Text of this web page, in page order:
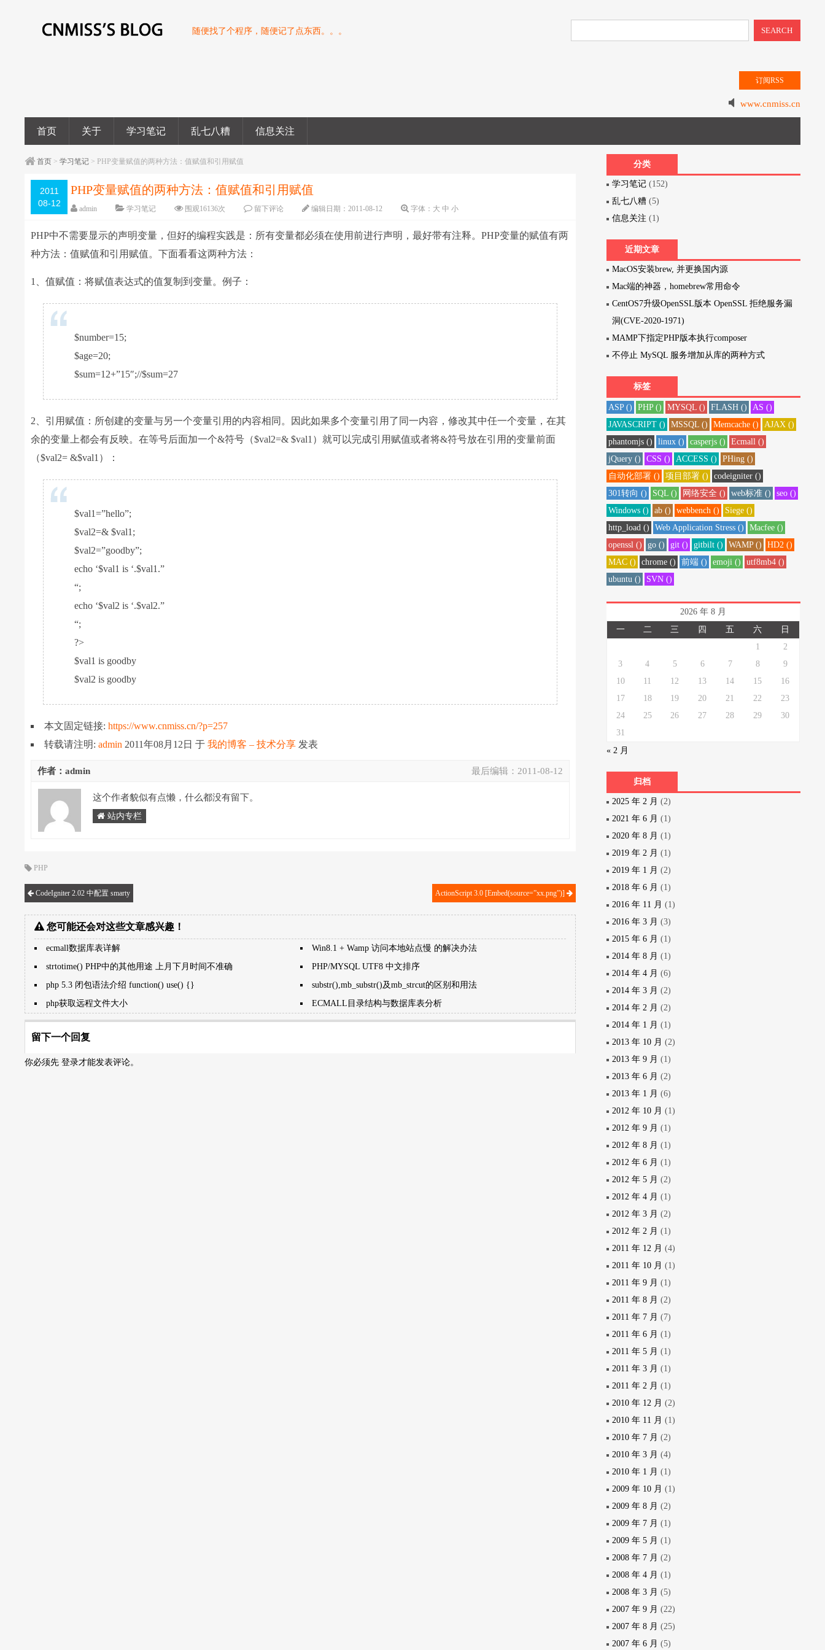
随便找了个程序，随便记了点东西。。。 SEARCH
订阅RSS
www.cnmiss.cn
首页 关于 学习笔记 乱七八糟 信息关注
首页 >学习笔记 > PHP变量赋值的两种方法：值赋值和引用赋值
2011
08-12
PHP变量赋值的两种方法：值赋值和引用赋值
admin 学习笔记 围观16136次 留下评论 编辑日期：2011-08-12 字体： 大 中 小
PHP中不需要显示的声明变量，但好的编程实践是：所有变量都必须在使用前进行声明，最好带有注释。PHP变量的赋值有两
种方法：值赋值和引用赋值。下面看看这两种方法：
1、值赋值：将赋值表达式的值复制到变量。例子：
$number=15;
$age=20;
$sum=12+”15″;//$sum=27
2、引用赋值：所创建的变量与另一个变量引用的内容相同。因此如果多个变量引用了同一内容，修改其中任一个变量，在其
余的变量上都会有反映。在等号后面加一个&符号（$val2=& $val1）就可以完成引用赋值或者将&符号放在引用的变量前面
（$val2= &$val1）：
$val1=”hello”;
$val2=& $val1;
$val2=”goodby”;
echo ‘$val1 is ‘.$val1.”
“;
echo ‘$val2 is ‘.$val2.”
“;
?>
$val1 is goodby
$val2 is goodby
本文固定链接:https://www.cnmiss.cn/?p=257
转载请注明:admin 2011年08月12日于我的博客 – 技术分享 发表
最后编辑： 2011-08-12
作者：admin
这个作者貌似有点懒，什么都没有留下。
站内专栏
PHP
CodeIgniter 2.02 中配置 smarty ActionScript 3.0 [Embed(source=”xx.png”)]
您可能还会对这些文章感兴趣！
ecmall数据库表详解
Win8.1 + Wamp 访问本地站点慢 的解决办法
strtotime() PHP中的其他用途 上月下月时间不准确
PHP/MYSQL UTF8 中文排序
php 5.3 闭包语法介绍 function() use() {}
substr(),mb_substr()及mb_strcut的区别和用法
php获取远程文件大小
ECMALL目录结构与数据库表分析
留下一个回复
你必须先登录才能发表评论。
分类
学习笔记 (152)
乱七八糟 (5)
信息关注 (1)
近期文章
MacOS安装brew, 并更换国内源
Mac端的神器，homebrew常用命令
CentOS7升级OpenSSL版本 OpenSSL 拒绝服务漏
洞(CVE-2020-1971)
MAMP下指定PHP版本执行composer
不停止 MySQL 服务增加从库的两种方式
标签
ASP () PHP () MYSQL () FLASH ()
AS ()
JAVASCRIPT ()
MSSQL () Memcache ()
AJAX ()
phantomjs ()
linux () casperjs ()
Ecmall ()
jQuery ()
CSS () ACCESS ()
PHing ()
自动化部署 ()
项目部署 ()
codeigniter ()
301转向 ()
SQL () 网络安全 () web标准 ()
seo ()
Windows ()
ab () webbench ()
Siege ()
http_load ()
Web Application Stress ()
Macfee ()
openssl ()
go () git () gitbilt () WAMP ()
HD2 ()
MAC ()
chrome () 前端 () emoji ()
utf8mb4 ()
ubuntu ()
SVN ()
2026 年 8 月
一
二 三 四 五 六
日
1
2
3
4 5 6 7 8
9
10
11 12 13 14 15
16
17
18 19 20 21 22
23
24
25 26 27 28 29
30
31
« 2 月
归档
2025 年 2 月 (2)
2021 年 6 月 (1)
2020 年 8 月 (1)
2019 年 2 月 (1)
2019 年 1 月 (2)
2018 年 6 月 (1)
2016 年 11 月 (1)
2016 年 3 月 (3)
2015 年 6 月 (1)
2014 年 8 月 (1)
2014 年 4 月 (6)
2014 年 3 月 (2)
2014 年 2 月 (2)
2014 年 1 月 (1)
2013 年 10 月 (2)
2013 年 9 月 (1)
2013 年 6 月 (2)
2013 年 1 月 (6)
2012 年 10 月 (1)
2012 年 9 月 (1)
2012 年 8 月 (1)
2012 年 6 月 (1)
2012 年 5 月 (2)
2012 年 4 月 (1)
2012 年 3 月 (2)
2012 年 2 月 (1)
2011 年 12 月 (4)
2011 年 10 月 (1)
2011 年 9 月 (1)
2011 年 8 月 (2)
2011 年 7 月 (7)
2011 年 6 月 (1)
2011 年 5 月 (1)
2011 年 3 月 (1)
2011 年 2 月 (1)
2010 年 12 月 (2)
2010 年 11 月 (1)
2010 年 7 月 (2)
2010 年 3 月 (4)
2010 年 1 月 (1)
2009 年 10 月 (1)
2009 年 8 月 (2)
2009 年 7 月 (1)
2009 年 5 月 (1)
2008 年 7 月 (2)
2008 年 4 月 (1)
2008 年 3 月 (5)
2007 年 9 月 (22)
2007 年 8 月 (25)
2007 年 6 月 (5)